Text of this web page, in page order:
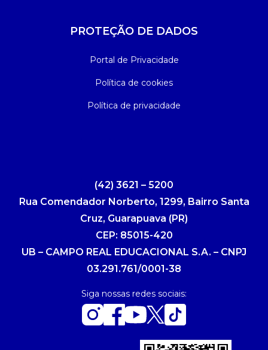
PROTEÇÃO DE DADOS
Portal de Privacidade
Política de cookies
Política de privacidade
(42) 3621 – 5200
Rua Comendador Norberto, 1299, Bairro Santa
Cruz, Guarapuava (PR)
CEP: 85015-420
UB – CAMPO REAL EDUCACIONAL S.A. – CNPJ
03.291.761/0001-38
Siga nossas redes sociais: